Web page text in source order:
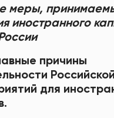
меры,
иностранного
причины
для